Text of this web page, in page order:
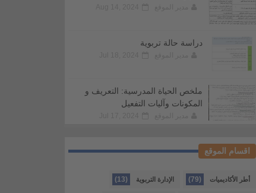
دراسة حالة تربوية
ملخص الحياة المدرسية: التعريف و
المكونات وآليات التفعيل
اقسام الموقع
أطر الأكاديميات (79) الإدارة التربوية (13)